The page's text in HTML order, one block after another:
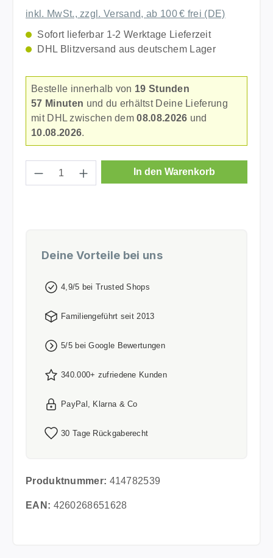
inkl. MwSt., zzgl. Versand, ab 100 € frei (DE)
Sofort lieferbar 1-2 Werktage Lieferzeit
DHL Blitzversand aus deutschem Lager
Bestelle innerhalb von 19 Stunden
57 Minuten und du erhältst Deine Lieferung
mit DHL zwischen dem08.08.2026 und
10.08.2026.
Produkt Anzahl: Gib den gewünschten
In den Warenkorb
Deine Vorteile bei uns
4,9/5 bei Trusted Shops
Familiengeführt seit 2013
5/5 bei Google Bewertungen
340.000+ zufriedene Kunden
PayPal, Klarna & Co
30 Tage Rückgaberecht
Produktnummer: 414782539
EAN: 4260268651628